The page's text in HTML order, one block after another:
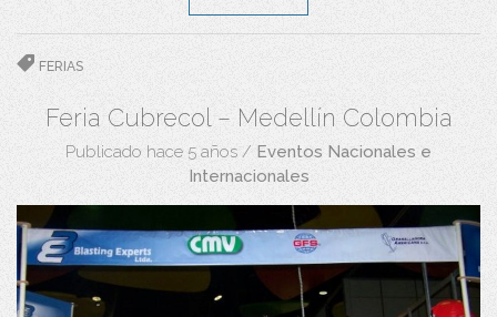
FERIAS
Feria Cubrecol – Medellín Colombia
Publicado hace 5 años / Eventos Nacionales e
Internacionales